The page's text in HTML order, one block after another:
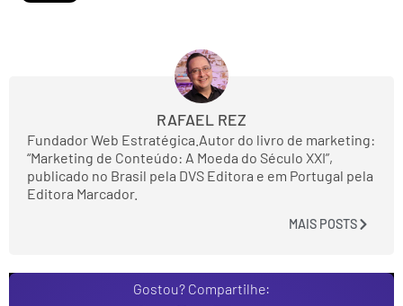
RAFAEL REZ
Fundador Web Estratégica.Autor do livro de marketing:
“Marketing de Conteúdo: A Moeda do Século XXI”,
publicado no Brasil pela DVS Editora e em Portugal pela
Editora Marcador.
MAIS POSTS
Gostou? Compartilhe: